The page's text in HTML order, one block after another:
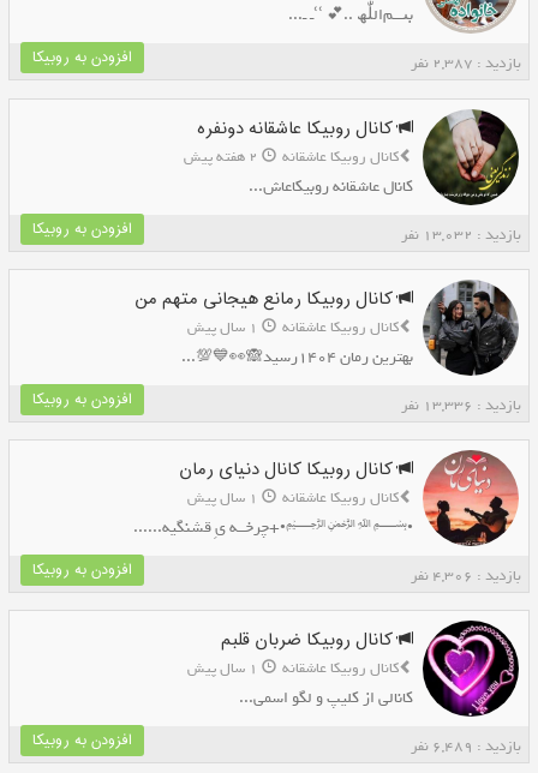
بٮـــم‌اللّٰھ ..💕 ՙՙـ ـ...
بازدید : 2,387 نفر افزودن به روبیکا
کانال روبیکا عاشقانه دونفره
کانال روبیکا عاشقانه 2 هفته پیش
کانال عاشقانه روبیکاعاش...
بازدید : 13,032 نفر افزودن به روبیکا
کانال روبیکا رمانع هیجانی متهم من
کانال روبیکا عاشقانه 1 سال پیش
بهترین رمان 1404رسید🙈👀💙💯...
بازدید : 13,336 نفر افزودن به روبیکا
کانال روبیکا کانال دنیای رمان
کانال روبیکا عاشقانه 1 سال پیش
•﷽•+چرخــه یِ قشنگیه......
بازدید : 4,306 نفر افزودن به روبیکا
کانال روبیکا ضربان قلبم
کانال روبیکا عاشقانه 1 سال پیش
کانالی از کلیپ و لگو اسمی...
بازدید : 6,489 نفر افزودن به روبیکا